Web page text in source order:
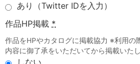
あり（Twitter IDを入力）
作品HP掲載 *
作品をHPやカタログに掲載協力 ※利用の
内容に御了承をいただいてから掲載いたし